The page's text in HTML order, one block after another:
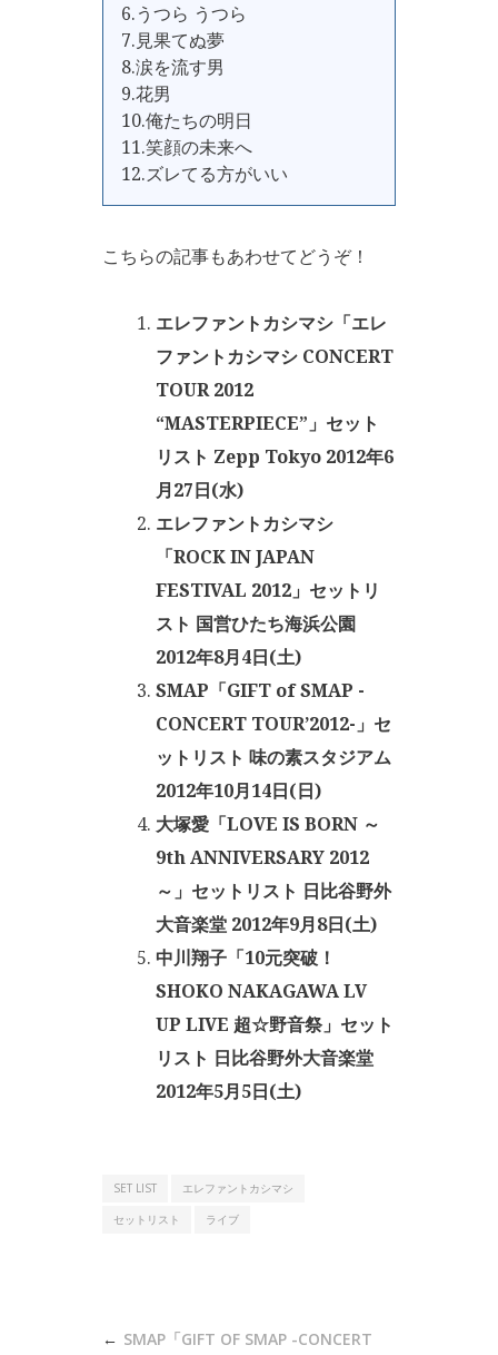
6.うつら うつら
7.見果てぬ夢
8.涙を流す男
9.花男
10.俺たちの明日
11.笑顔の未来へ
12.ズレてる方がいい
こちらの記事もあわせてどうぞ！
エレファントカシマシ「エレ
ファントカシマシ CONCERT
TOUR 2012
“MASTERPIECE”」セット
リスト Zepp Tokyo 2012年6
月27日(水)
エレファントカシマシ
「ROCK IN JAPAN
FESTIVAL 2012」セットリ
スト 国営ひたち海浜公園
2012年8月4日(土)
SMAP「GIFT of SMAP -
CONCERT TOUR’2012-」セ
ットリスト 味の素スタジアム
2012年10月14日(日)
大塚愛「LOVE IS BORN ～
9th ANNIVERSARY 2012
～」セットリスト 日比谷野外
大音楽堂 2012年9月8日(土)
中川翔子「10元突破！
SHOKO NAKAGAWA LV
UP LIVE 超☆野音祭」セット
リスト 日比谷野外大音楽堂
2012年5月5日(土)
SET LIST
エレファントカシマシ
セットリスト
ライブ
SMAP「GIFT OF SMAP -CONCERT